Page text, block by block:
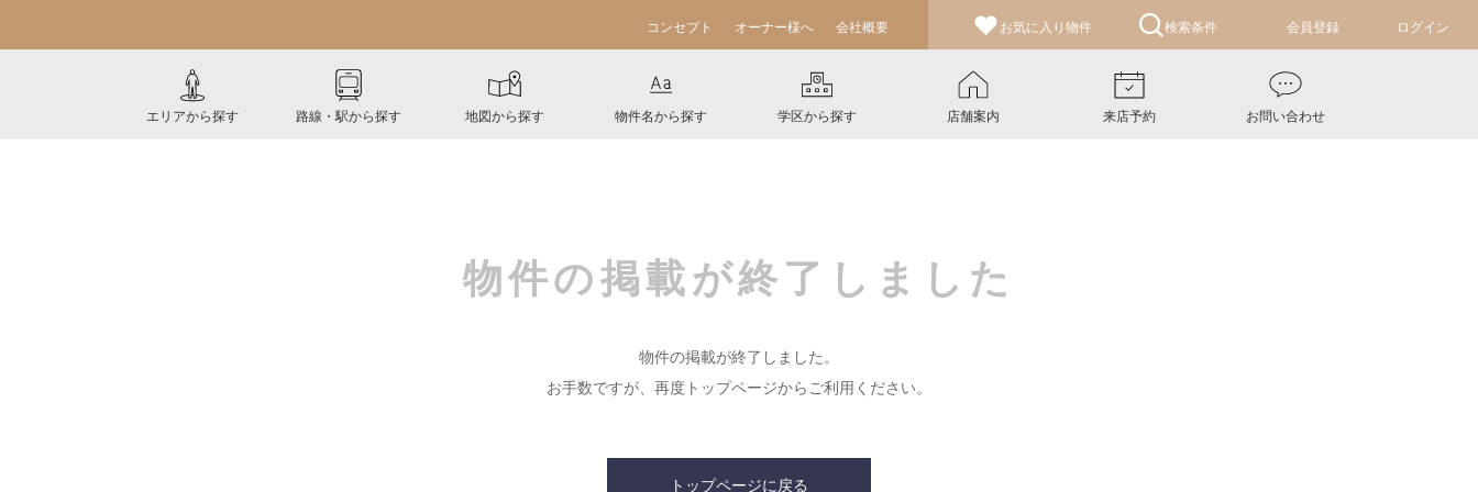
コンセプト オーナー様へ 会社概要 お気に入り 物件 検索条件 会員登録 ログイン
エリアから探す 路線・駅から探す 地図から探す 物件名から探す 学区から探す 店舗案内 来店予約 お問い合わせ
物件の掲載が終了しました
物件の掲載が終了しました。
お手数ですが、再度トップページからご利用ください。
トップページに戻る